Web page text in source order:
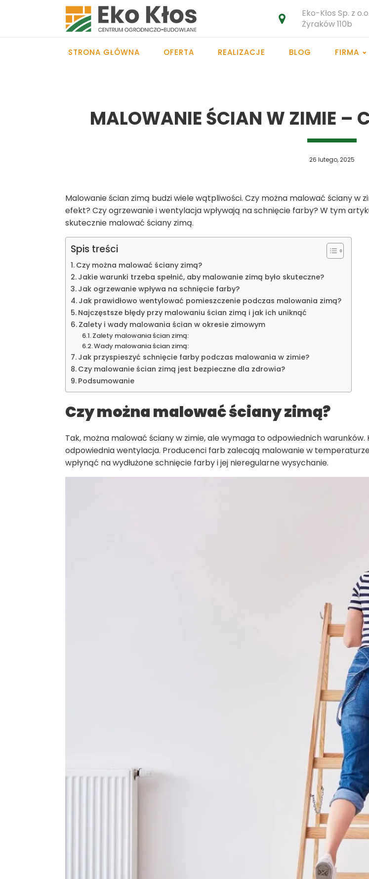
Eko-Kłos Sp. z o.o.
Żyraków 110b
STRONA GŁÓWNA OFERTA REALIZACJE BLOG FIRMA
MALOWANIE ŚCIAN W ZIMIE –
26 lutego, 2025
Malowanie ścian zimą budzi wiele wątpliwości. Czy można malować ściany w
efekt? Czy ogrzewanie i wentylacja wpływają na schnięcie farby? W tym
skutecznie malować ściany zimą.
Spis treści
Czy można malować ściany zimą?
Jakie warunki trzeba spełnić, aby malowanie zimą było skuteczne?
Jak ogrzewanie wpływa na schnięcie farby?
Jak prawidłowo wentylować pomieszczenie podczas malowania zimą?
Najczęstsze błędy przy malowaniu ścian zimą i jak ich uniknąć
Zalety i wady malowania ścian w okresie zimowym
Zalety malowania ścian zimą:
Wady malowania ścian zimą:
Jak przyspieszyć schnięcie farby podczas malowania w zimie?
Czy malowanie ścian zimą jest bezpieczne dla zdrowia?
Podsumowanie
Czy można malować ściany zimą?
Tak, można malować ściany w zimie, ale wymaga to odpowiednich
odpowiednia wentylacja. Producenci farb zalecają malowanie w
wpłynąć na wydłużone schnięcie farby i jej nieregularne wysychanie.